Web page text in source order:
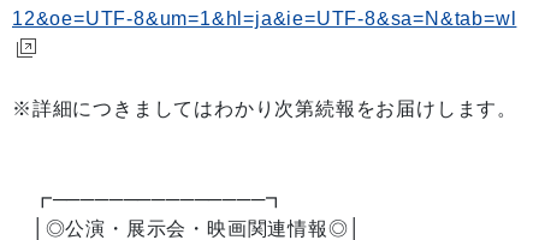
12&oe=UTF-8&um=1&hl=ja&ie=UTF-8&sa=N&tab=wl
※詳細につきましてはわかり次第続報をお届けします。
┏───────────────┓
│◎公演・展示会・映画関連情報◎│